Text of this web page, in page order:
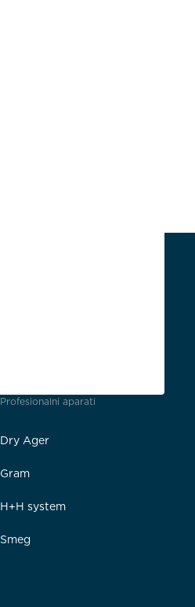
Profesionalni aparati
Dry Ager
Gram
H+H system
Smeg